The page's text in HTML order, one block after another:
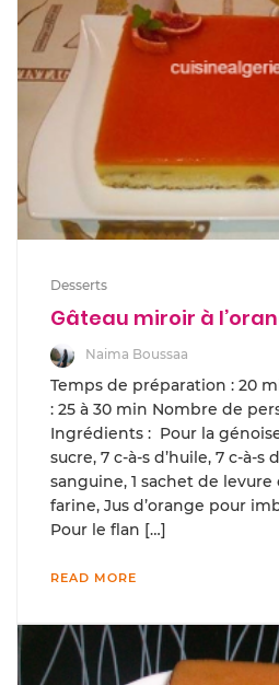
Desserts
Gâteau miroir à
Naima Boussaa
Temps de préparation : 20
: 25 à 30 min Nombre de
Ingrédients : Pour la
sucre, 7 c-à-s d’huile, 7 c-à-s
sanguine, 1 sachet de
farine, Jus d’orange pour
Pour le flan […]
READ MORE